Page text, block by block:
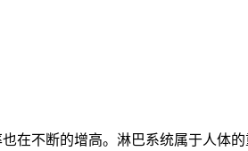
不断的增高。淋巴系统属于人体